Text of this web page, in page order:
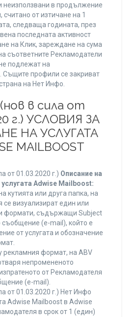
неизползвани в продължение
считано от изтичане на 1
следваща годината, през
последната активност
на Клик, зареждане на сума
съответните Рекламодатели
подлежат на
Същите профили се закриват
на Нет Инфо.
(нов в сила от
г.) УСЛОВИЯ ЗА
НА УСЛУГАТА
MAILBOOST
от 01.03.2020 г.) Описание на
Adwise Mailboost:
кутията или друга папка, на
се визуализират един или
формати, съдържащи Subject
съобщение (e-mail), който е
от услугата и обозначение
рекламния формат, на ABV
непромененото
от Рекламодателя
(e-mail).
от 01.03.2020 г.) Нет Инфо
Adwise Mailboost в Adwise
в срок от 1 (един)